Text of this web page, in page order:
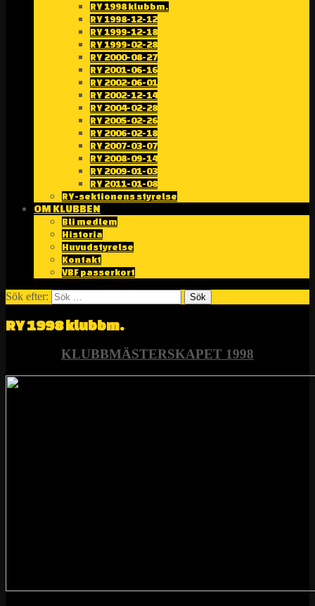
RY 1998 klubbm.
RY 1998-12-12
RY 1999-12-18
RY 1999-02-28
RY 2000-08-27
RY 2001-06-16
RY 2002-06-01
RY 2002-12-14
RY 2004-02-28
RY 2005-02-26
RY 2006-02-18
RY 2007-03-07
RY 2008-09-14
RY 2009-01-03
RY 2011-01-08
RY-sektionens styrelse
OM KLUBBEN
Bli medlem
Historia
Huvudstyrelse
Kontakt
VBF passerkort
Sök efter:
RY 1998 klubbm.
KLUBBMÄSTERSKAPET 1998